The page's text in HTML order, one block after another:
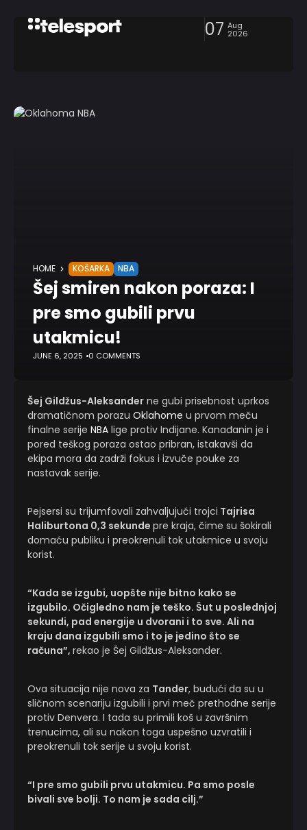
07 Aug
2026
HOME KOŠARKA NBA
Šej smiren nakon poraza: I
pre smo gubili prvu
utakmicu!
JUNE 6, 2025 0 COMMENTS
Šej Gildžus-Aleksander ne gubi prisebnost uprkos
dramatičnom porazu Oklahome u prvom meču
finalne serije NBA lige protiv Indijane. Kanađanin je i
pored teškog poraza ostao pribran, istakavši da
ekipa mora da zadrži fokus i izvuče pouke za
nastavak serije.
Pejsersi su trijumfovali zahvaljujući trojci Tajrisa
Haliburtona 0,3 sekunde pre kraja, čime su šokirali
domaću publiku i preokrenuli tok utakmice u svoju
korist.
“Kada se izgubi, uopšte nije bitno kako se
izgubilo. Očigledno nam je teško. Šut u poslednjoj
sekundi, pad energije u dvorani i to sve. Ali na
kraju dana izgubili smo i to je jedino što se
računa”, rekao je Šej Gildžus-Aleksander.
Ova situacija nije nova za Tander, budući da su u
sličnom scenariju izgubili i prvi meč prethodne serije
protiv Denvera. I tada su primili koš u završnim
trenucima, ali su nakon toga uspešno uzvratili i
preokrenuli tok serije u svoju korist.
“I pre smo gubili prvu utakmicu. Pa smo posle
bivali sve bolji. To nam je sada cilj.”